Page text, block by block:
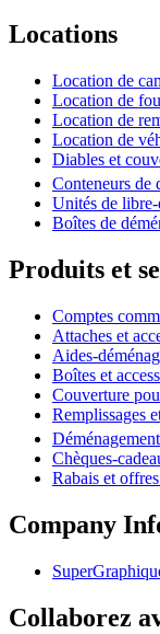
Locations
Location de
Location de
Location de
Location de
Diables et
Conteneurs de
Unités de libre-
Boîtes de
Produits et
Comptes
Attaches et
Aides-
Boîtes et
Couverture
Remplissages
Chèques-
Rabais et
Company
Collaborez